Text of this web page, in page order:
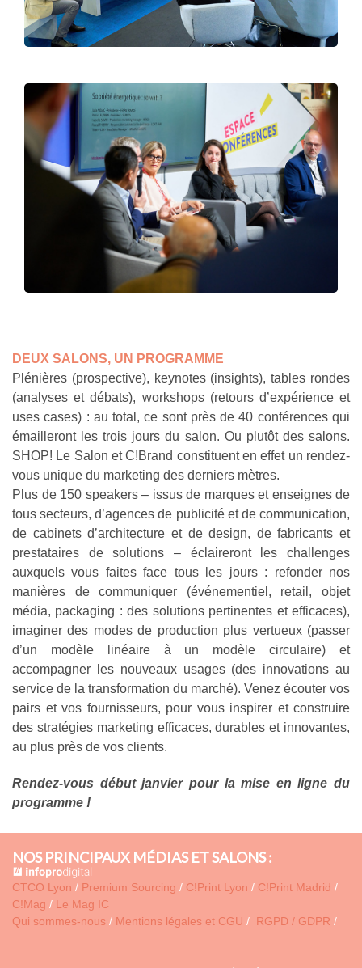
DEUX SALONS, UN PROGRAMME
Plénières (prospective), keynotes (insights), tables rondes
(analyses et débats), workshops (retours d’expérience et
uses cases) : au total, ce sont près de 40 conférences qui
émailleront les trois jours du salon. Ou plutôt des salons.
SHOP! Le Salon et C!Brand constituent en effet un rendez-
vous unique du marketing des derniers mètres.
Plus de 150 speakers – issus de marques et enseignes de
tous secteurs, d’agences de publicité et de communication,
de cabinets d’architecture et de design, de fabricants et
prestataires de solutions – éclaireront les challenges
auxquels vous faites face tous les jours : refonder nos
manières de communiquer (événementiel, retail, objet
média, packaging : des solutions pertinentes et efficaces),
imaginer des modes de production plus vertueux (passer
d’un modèle linéaire à un modèle circulaire) et
accompagner les nouveaux usages (des innovations au
service de la transformation du marché). Venez écouter vos
pairs et vos fournisseurs, pour vous inspirer et construire
des stratégies marketing efficaces, durables et innovantes,
au plus près de vos clients.
Rendez-vous début janvier pour la mise en ligne du
programme !
NOS PRINCIPAUX MÉDIAS ET SALONS :
CTCO Lyon / Premium Sourcing / C!Print Lyon / C!Print Madrid /
C!Mag / Le Mag IC
Qui sommes-nous / Mentions légales et CGU / RGPD / GDPR /